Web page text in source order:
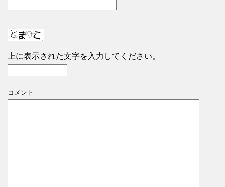
上に表示された文字を入力してください。
コメント